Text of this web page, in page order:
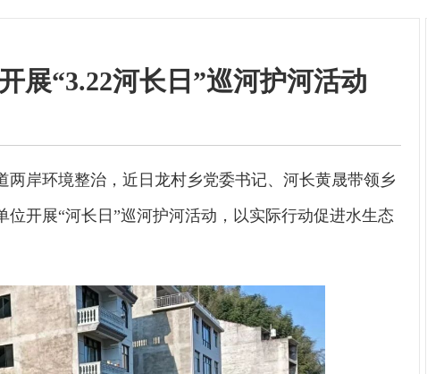
展“3.22河长日”巡河护河活动
两岸环境整治，近日龙村乡党委书记、河长黄晟带领乡
开展“河长日”巡河护河活动，以实际行动促进水生态